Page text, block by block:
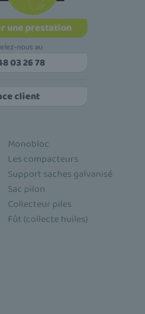
une prestation
nous au
03 26 78
client
Monobloc
Les compacteurs
Support saches galvanisé
Sac pilon
Collecteur piles
Fût (collecte huiles)